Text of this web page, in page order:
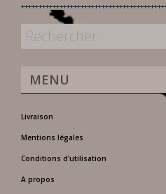
MENU
Livraison
Mentions légales
Conditions d'utilisation
A propos